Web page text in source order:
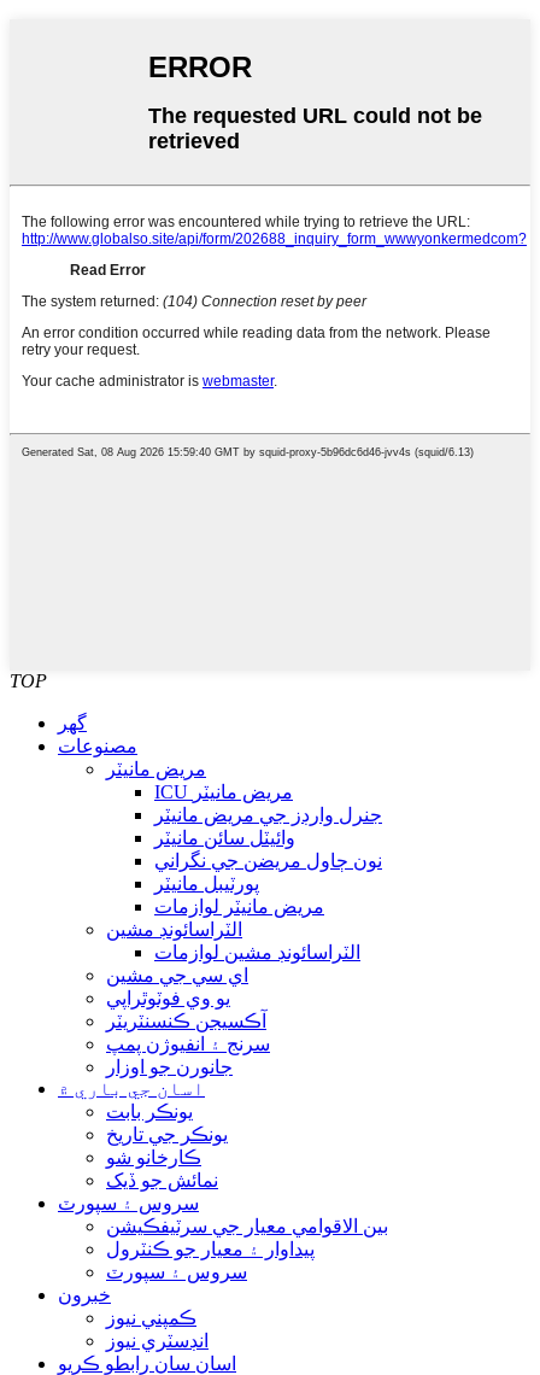
TOP
گھر
مصنوعات
مريض مانيٽر
ICU مريض مانيٽر
جنرل وارڊز جي مريض مانيٽر
وائيٽل سائن مانيٽر
نون ڄاول مريضن جي نگراني
پورٽيبل مانيٽر
مريض مانيٽر لوازمات
الٽراسائونڊ مشين
الٽراسائونڊ مشين لوازمات
اي سي جي مشين
يو وي فوٽوٿراپي
آڪسيجن ڪنسنٽريٽر
سرنج ۽ انفيوژن پمپ
جانورن جو اوزار
اسان جي باري ۾
يونڪر بابت
يونڪر جي تاريخ
ڪارخانو شو
نمائش جو ڏيک
سروس ۽ سپورٽ
بين الاقوامي معيار جي سرٽيفڪيشن
پيداوار ۽ معيار جو ڪنٽرول
سروس ۽ سپورٽ
خبرون
ڪمپني نيوز
انڊسٽري نيوز
اسان سان رابطو ڪريو